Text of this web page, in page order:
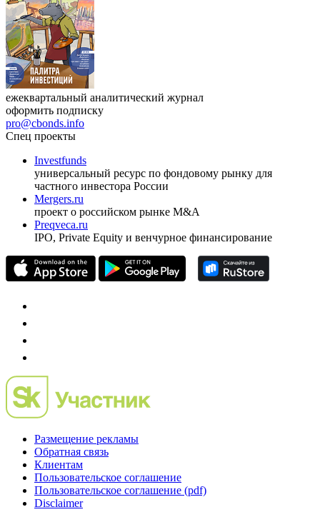
ежеквартальный аналитический журнал
оформить подписку
pro@cbonds.info
Спец проекты
Investfunds
универсальный ресурс по фондовому рынку для
частного инвестора России
Mergers.ru
проект о российском рынке M&A
Preqveca.ru
IPO, Private Equity и венчурное финансирование
Размещение рекламы
Обратная связь
Клиентам
Пользовательское соглашение
Пользовательское соглашение (pdf)
Disclaimer